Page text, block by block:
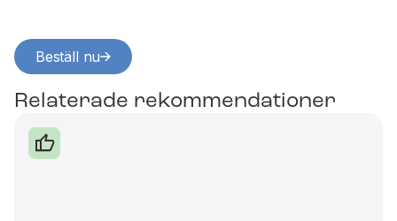
Beställ nu
Relaterade rekommendationer